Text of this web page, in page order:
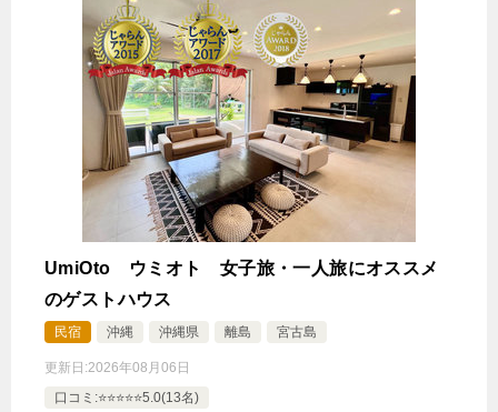
【選べるお部屋と価格】
6,520円スタンダードダブル
5,620円コンパクトルーム
5,620円メゾネットダブル
じゃらんで確認する
【15時in-翌日13時out】レイトアウト付きローカス
UmiOto ウミオト 女子旅・一人旅にオススメ
のゲストハウス
民宿 沖縄 沖縄県 離島 宮古島
更新日:2026年08月06日
口コミ:⭐️⭐️⭐️⭐️⭐️5.0(13名)